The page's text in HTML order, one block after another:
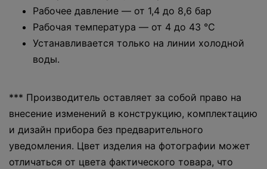
Рабочее давление — от 1,4 до 8,6 бар
Рабочая температура — от 4 до 43 °С
Устанавливается только на линии холодной
воды.
*** Производитель оставляет за собой право на
внесение изменений в конструкцию, комплектацию
и дизайн прибора без предварительного
уведомления. Цвет изделия на фотографии может
отличаться от цвета фактического товара, что